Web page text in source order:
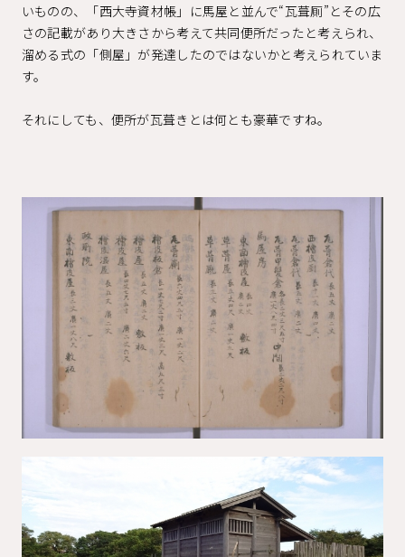
いものの、「西大寺資材帳」に馬屋と並んで“瓦葺厠”とその広
さの記載があり大きさから考えて共同便所だったと考えられ、
溜める式の「側屋」が発達したのではないかと考えられていま
す。
それにしても、便所が瓦葺きとは何とも豪華ですね。